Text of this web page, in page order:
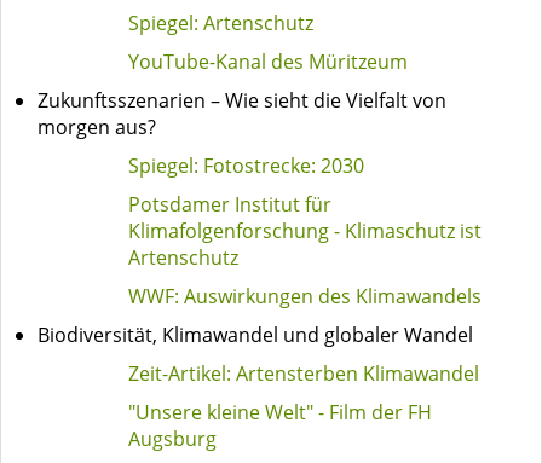
Spiegel: Artenschutz
YouTube-Kanal des Müritzeum
Zukunftsszenarien – Wie sieht die Vielfalt von
morgen aus?
Spiegel: Fotostrecke: 2030
Potsdamer Institut für
Klimafolgenforschung - Klimaschutz ist
Artenschutz
WWF: Auswirkungen des Klimawandels
Biodiversität, Klimawandel und globaler Wandel
Zeit-Artikel: Artensterben Klimawandel
"Unsere kleine Welt" - Film der FH
Augsburg